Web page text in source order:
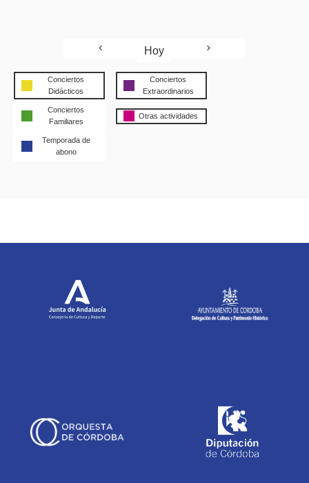
Hoy
Conciertos
Didácticos
Conciertos
Extraordinarios
Conciertos
Familiares
Otras actividades
Temporada de
abono